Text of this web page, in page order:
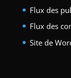
Flux des
Flux des
Site de